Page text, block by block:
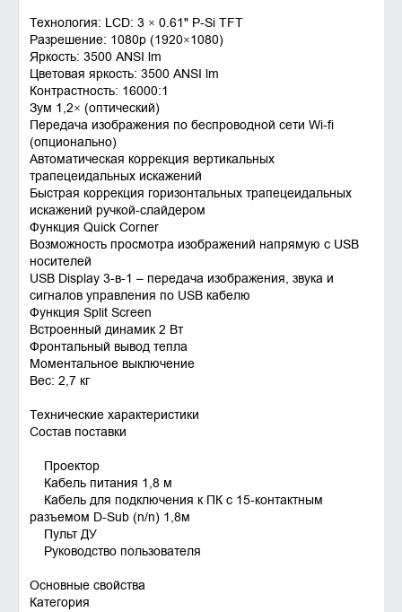
Технология: LCD: 3 × 0.61" P-Si TFT
Разрешение: 1080p (1920×1080)
Яркость: 3500 ANSI lm
Цветовая яркость: 3500 ANSI lm
Контрастность: 16000:1
Зум 1,2× (оптический)
Передача изображения по беспроводной сети Wi-fi
(опционально)
Автоматическая коррекция вертикальных
трапецеидальных искажений
Быстрая коррекция горизонтальных трапецеидальных
искажений ручкой-слайдером
Функция Quick Corner
Возможность просмотра изображений напрямую с USB
носителей
USB Display 3-в-1 – передача изображения, звука и
сигналов управления по USB кабелю
Функция Split Screen
Встроенный динамик 2 Вт
Фронтальный вывод тепла
Моментальное выключение
Вес: 2,7 кг
Технические характеристики
Состав поставки
Проектор
Кабель питания 1,8 м
Кабель для подключения к ПК с 15-контактным
разъемом D-Sub (n/n) 1,8м
Пульт ДУ
Руководство пользователя
Основные свойства
Категория